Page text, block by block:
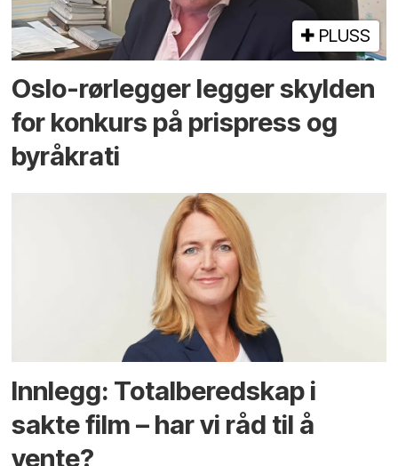
PLUSS
Oslo-rørlegger legger skylden
for konkurs på prispress og
byråkrati
Innlegg: Totalberedskap i
sakte film – har vi råd til å
vente?